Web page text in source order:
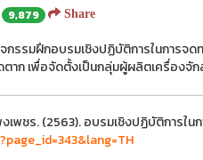
9,879 Share
กรรมฝึกอบรมเชิงปฏิบัติการในการจ
าก เพื่อจัดตั้งเป็นกลุ่มผู้ผลิตเครื่องจั
พชร. (2563). อบรมเชิงปฏิบัติการใน